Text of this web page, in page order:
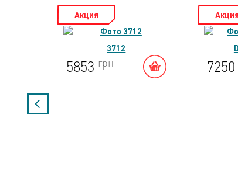
Акция
3712
5853 грн
Акция
7250